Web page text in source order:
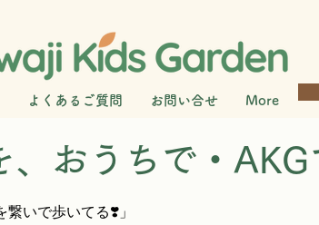
よくあるご質問 お問い合せ More
、おうちで・AKG
繋いで歩いてる❣️」